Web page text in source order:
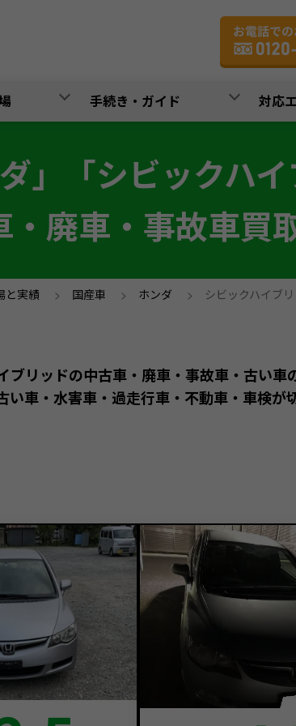
手続き・ガイド 対応
ダ」「シビックハイ
・廃車・事故車買
と実績 > 国産車 > ホンダ > シビックハイブ
ブリッドの中古車・廃車・事故車・古い車
車・水害車・過走行車・不動車・車検が